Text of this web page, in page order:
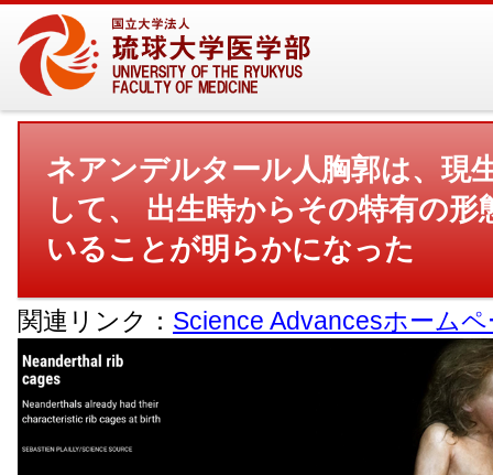
ネアンデルタール人胸郭は、現
して、 出生時からその特有の形
いることが明らかになった
関連リンク： Science Advancesホーム